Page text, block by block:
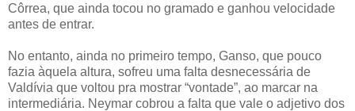
Côrrea, que ainda tocou no gramado e ganhou velocidade
antes de entrar.
No entanto, ainda no primeiro tempo, Ganso, que pouco
fazia àquela altura, sofreu uma falta desnecessária de
Valdívia que voltou pra mostrar “vontade”, ao marcar na
intermediária. Neymar cobrou a falta que vale o adjetivo dos